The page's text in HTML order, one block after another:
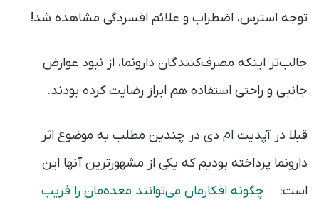
توجه استرس، اضطراب و علائم افسردگی مشاهده شد!
جالب‌تر اینکه مصرف‌کنندگان دارونما، از نبود عوارض
جانبی و راحتی استفاده هم ابراز رضایت کرده بودند.
قبلا در آپدیت ام دی در چندین مطلب به موضوع اثر
دارونما پرداخته بودیم که یکی از مشهورترین آنها این
است:
چگونه افکارمان می‌توانند معده‌مان را فریب